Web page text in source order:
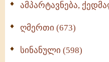
ამპარტავნება,
ღმერთი (673)
სინანული (598)